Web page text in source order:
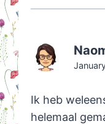
Ik heb
helemaal